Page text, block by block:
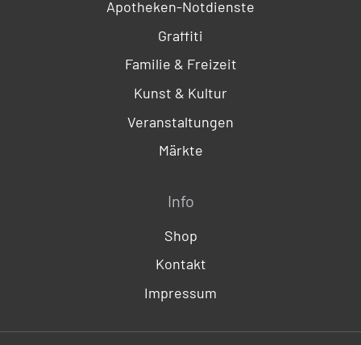
Apotheken-Notdienste
Graffiti
Familie & Freizeit
Kunst & Kultur
Veranstaltungen
Märkte
Info
Shop
Kontakt
Impressum